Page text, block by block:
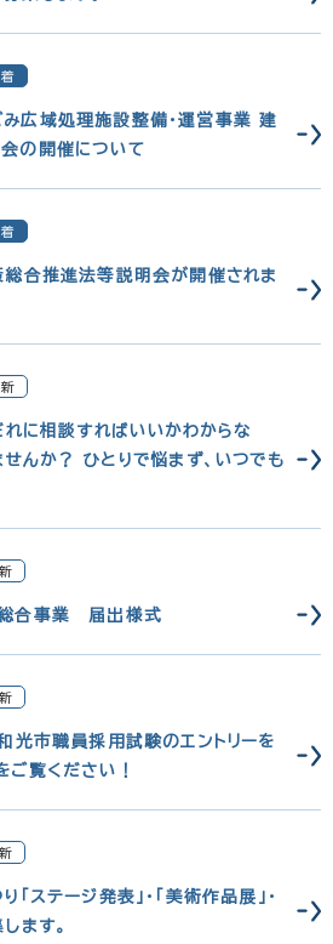
広域処理施設整備・運営事業 建
の開催について
合推進法等説明会が開催されま
れに相談すればいいかわからな
んか？ ひとりで悩まず、いつでも
総合事業 届出様式
光市職員採用試験のエントリーを
覧ください！
「ステージ発表」・「美術作品展」・
ます。